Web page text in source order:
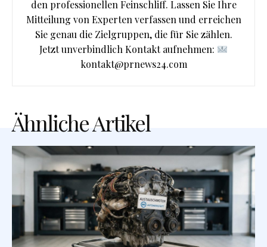
den professionellen Feinschliff. Lassen Sie Ihre
Mitteilung von Experten verfassen und erreichen
Sie genau die Zielgruppen, die für Sie zählen.
Jetzt unverbindlich Kontakt aufnehmen:
kontakt@prnews24.com
Ähnliche Artikel